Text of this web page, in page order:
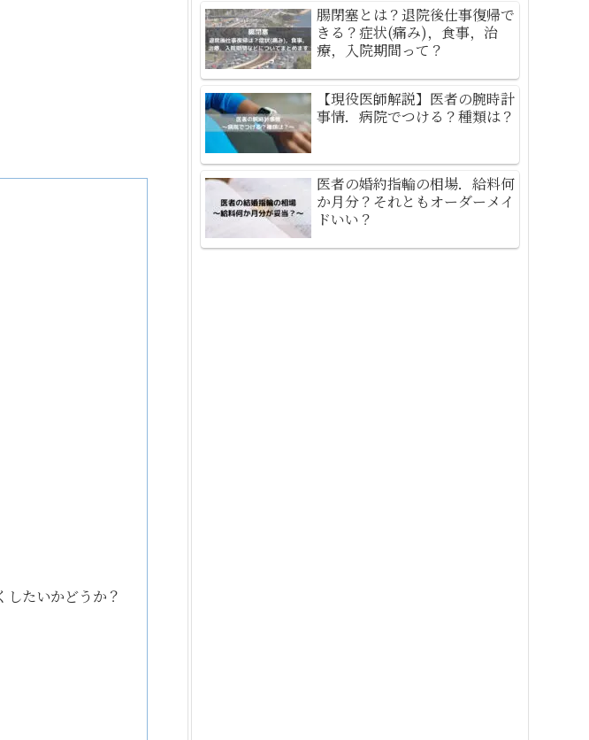
したいかどうか？
腸閉塞とは？退院後仕事復帰で
きる？症状(痛み)，食事，治
療，入院期間って？
【現役医師解説】医者の腕時計
事情．病院でつける？種類は？
医者の婚約指輪の相場．給料何
か月分？それともオーダーメイ
ドいい？